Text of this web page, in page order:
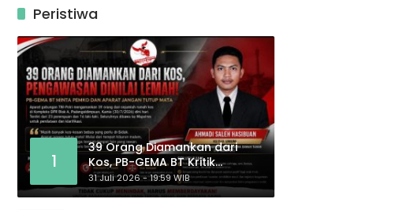
Peristiwa
1
39 Orang Diamankan dari
Kos, PB-GEMA BT Kritik
Pengawasan: Jangan Tunggu
Masyarakat Bergerak Baru
31 Juli 2026 - 19:59 WIB